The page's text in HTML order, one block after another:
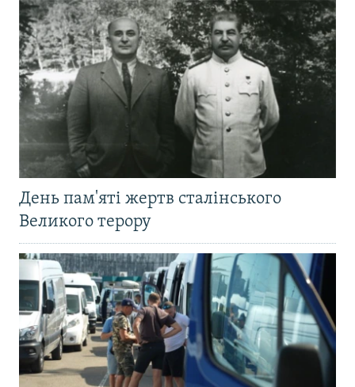
День пам'яті жертв сталінського
Великого терору